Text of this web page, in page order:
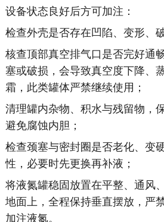
设备状态良好后方可加注：
检查外壳是否存在凹陷、变形、
核查顶部真空排气口是否完好通
塞或破损，会导致真空度下降、
霜，此类罐体严禁继续使用；
清理罐内杂物、积水与残留物，
避免腐蚀内胆；
检查颈塞与密封圈是否老化、变
性，必要时先更换再补液；
将液氮罐稳固放置在平整、通风
地面上，全程保持垂直摆放，严
加注液氮。